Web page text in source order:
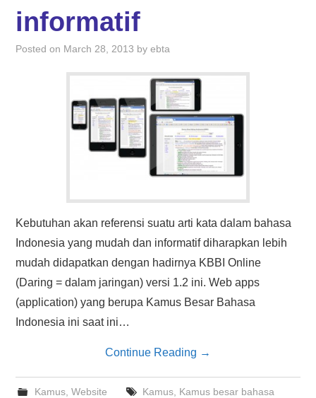
HASIL PENCARIAN
informatif
Posted on March 28, 2013 byebta
Kebutuhan akan referensi suatu arti kata dalam bahasa
Indonesia yang mudah dan informatif diharapkan lebih
mudah didapatkan dengan hadirnya KBBI Online
(Daring = dalam jaringan) versi 1.2 ini. Web apps
(application) yang berupa Kamus Besar Bahasa
Indonesia ini saat ini…
Continue Reading →
Kamus, Website Kamus, Kamus besar bahasa